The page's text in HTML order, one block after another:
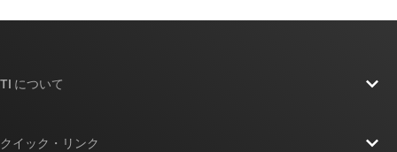
TI について
クイック・リンク